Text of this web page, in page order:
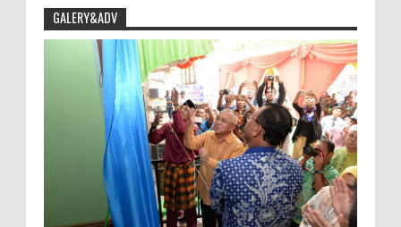
GALERY&ADV